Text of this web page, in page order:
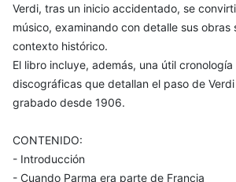
Verdi, tras un inicio accidentado, se
músico, examinando con detalle sus obras
contexto histórico.
El libro incluye, además, una útil
discográficas que detallan el paso de
grabado desde 1906.
CONTENIDO:
- Introducción
- Cuando Parma era parte de Francia